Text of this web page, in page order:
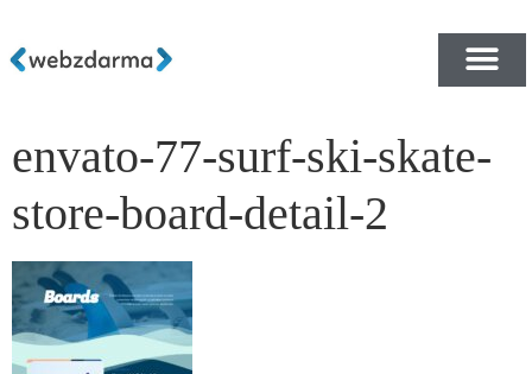
envato-77-surf-ski-skate-
store-board-detail-2